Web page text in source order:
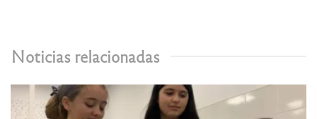
Noticias relacionadas